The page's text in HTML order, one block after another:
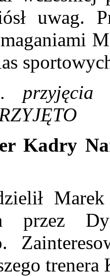
uwag.
Kadry
przez